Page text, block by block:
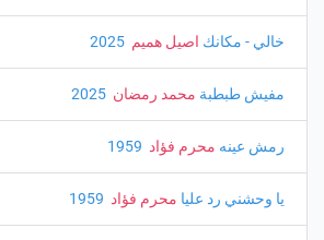
خالي - مكانك اصيل هميم
مفيش طبطبة محمد رمضان
رمش عينه محرم فؤاد
يا وحشني رد عليا محرم فؤاد